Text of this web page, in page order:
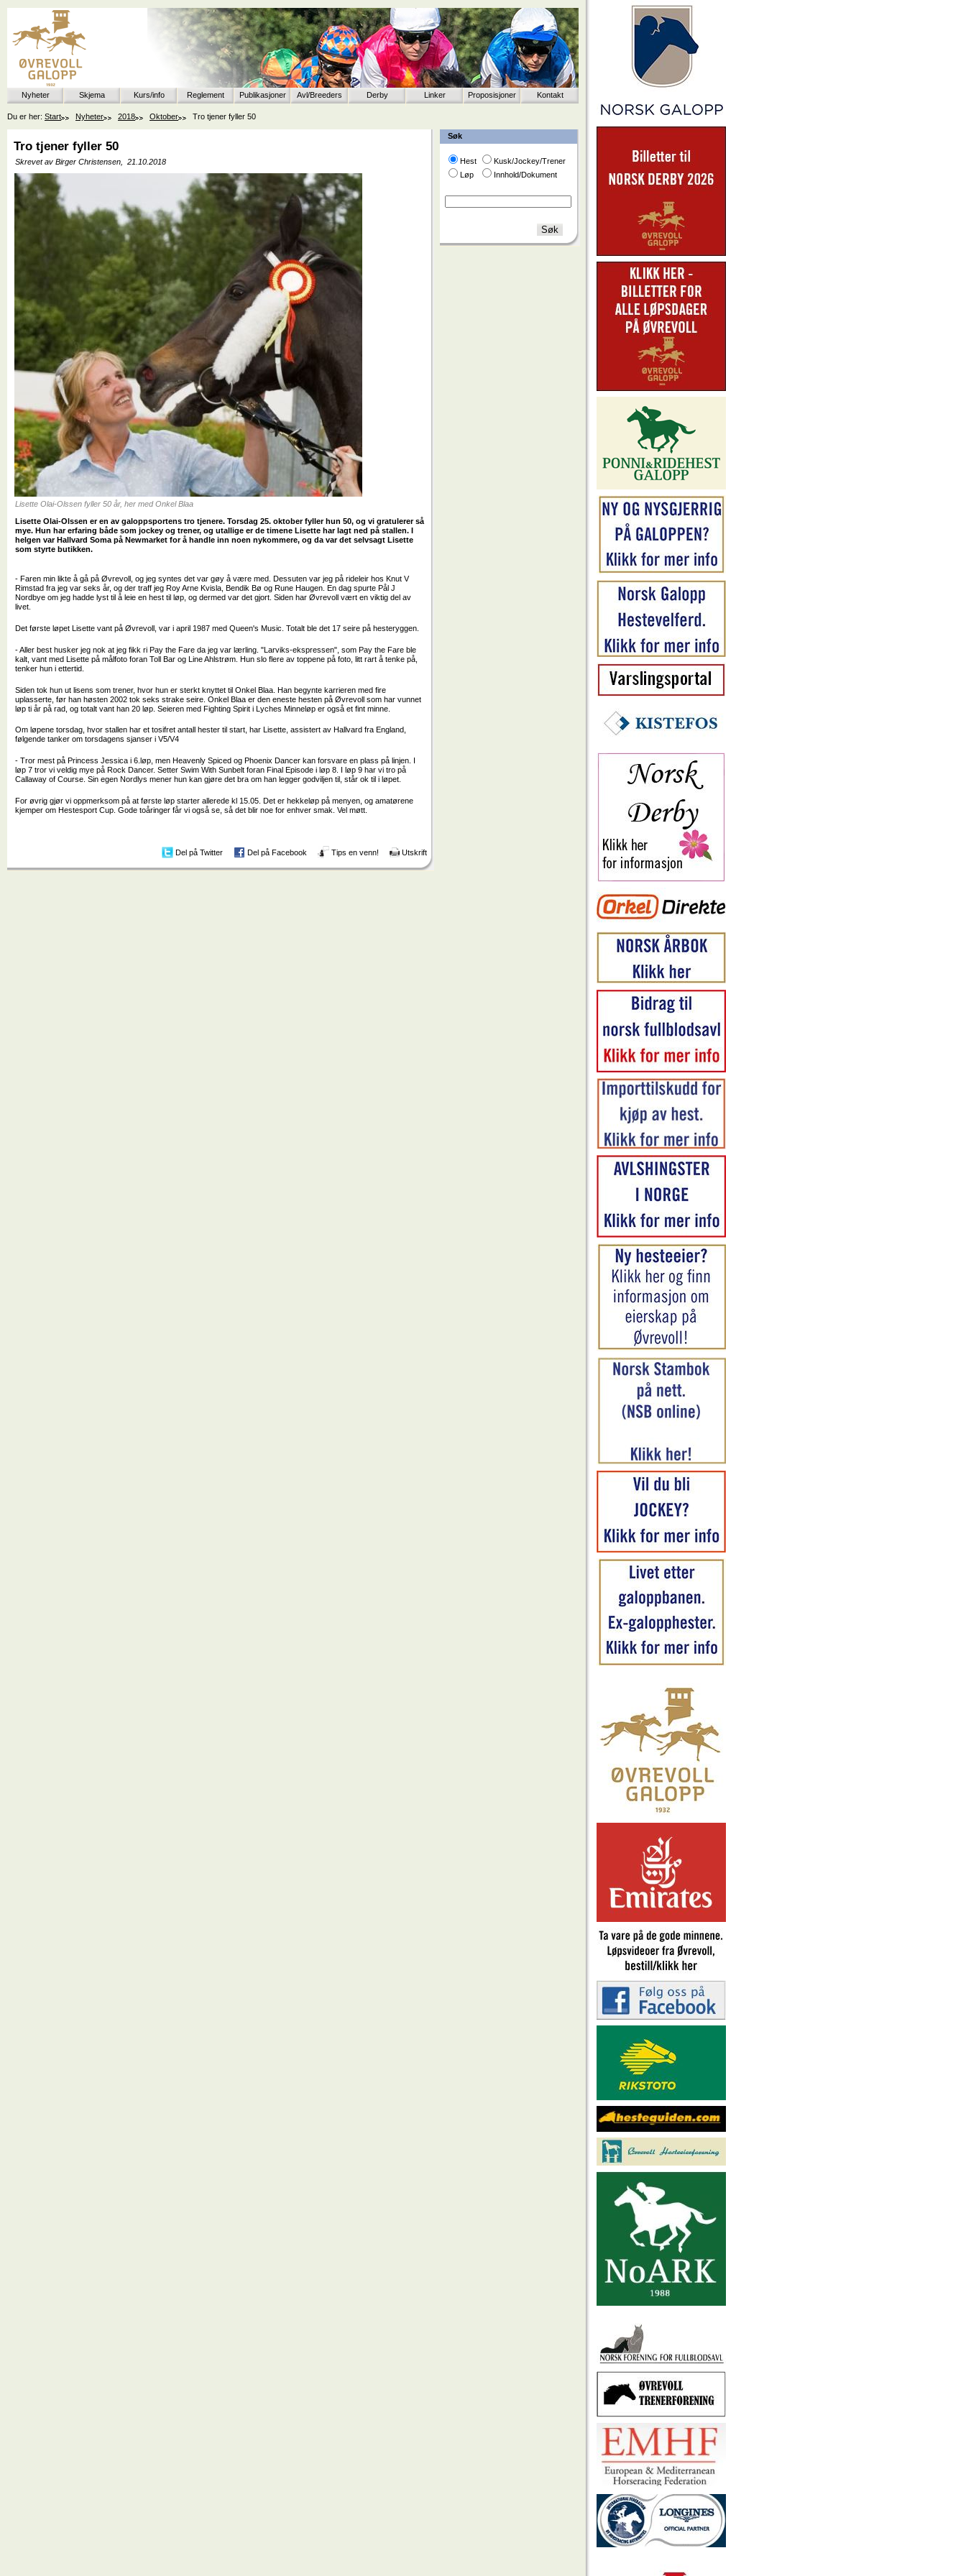
Nyheter Skjema Kurs/info Reglement Publikasjoner Avl/Breeders Derby Linker Proposisjoner Kontakt
Du er her: Start Nyheter 2018 Oktober Tro tjener fyller 50
Søk
Hest
Kusk/Jockey/Trener
Løp
Innhold/Dokument
Tro tjener fyller 50
Skrevet av Birger Christensen, 21.10.2018
Lisette Olai-Olssen fyller 50 år, her med Onkel Blaa
Lisette Olai-Olssen er en av galoppsportens tro tjenere. Torsdag 25. oktober fyller hun 50, og vi gratulerer så
mye. Hun har erfaring både som jockey og trener, og utallige er de timene Lisette har lagt ned på stallen. I
helgen var Hallvard Soma på Newmarket for å handle inn noen nykommere, og da var det selvsagt Lisette
som styrte butikken.
- Faren min likte å gå på Øvrevoll, og jeg syntes det var gøy å være med. Dessuten var jeg på rideleir hos Knut V
Rimstad fra jeg var seks år, og der traff jeg Roy Arne Kvisla, Bendik Bø og Rune Haugen. En dag spurte Pål J
Nordbye om jeg hadde lyst til å leie en hest til løp, og dermed var det gjort. Siden har Øvrevoll vært en viktig del av
livet.
Det første løpet Lisette vant på Øvrevoll, var i april 1987 med Queen's Music. Totalt ble det 17 seire på hesteryggen.
- Aller best husker jeg nok at jeg fikk ri Pay the Fare da jeg var lærling. "Larviks-ekspressen", som Pay the Fare ble
kalt, vant med Lisette på målfoto foran Toll Bar og Line Ahlstrøm. Hun slo flere av toppene på foto, litt rart å tenke på,
tenker hun i ettertid.
Siden tok hun ut lisens som trener, hvor hun er sterkt knyttet til Onkel Blaa. Han begynte karrieren med fire
uplasserte, før han høsten 2002 tok seks strake seire. Onkel Blaa er den eneste hesten på Øvrevoll som har vunnet
løp ti år på rad, og totalt vant han 20 løp. Seieren med Fighting Spirit i Lyches Minneløp er også et fint minne.
Om løpene torsdag, hvor stallen har et tosifret antall hester til start, har Lisette, assistert av Hallvard fra England,
følgende tanker om torsdagens sjanser i V5/V4
- Tror mest på Princess Jessica i 6.løp, men Heavenly Spiced og Phoenix Dancer kan forsvare en plass på linjen. I
løp 7 tror vi veldig mye på Rock Dancer. Setter Swim With Sunbelt foran Final Episode i løp 8. I løp 9 har vi tro på
Callaway of Course. Sin egen Nordlys mener hun kan gjøre det bra om han legger godviljen til, står ok til i løpet.
For øvrig gjør vi oppmerksom på at første løp starter allerede kl 15.05. Det er hekkeløp på menyen, og amatørene
kjemper om Hestesport Cup. Gode toåringer får vi også se, så det blir noe for enhver smak. Vel møtt.
Del på Twitter Del på Facebook Tips en venn! Utskrift